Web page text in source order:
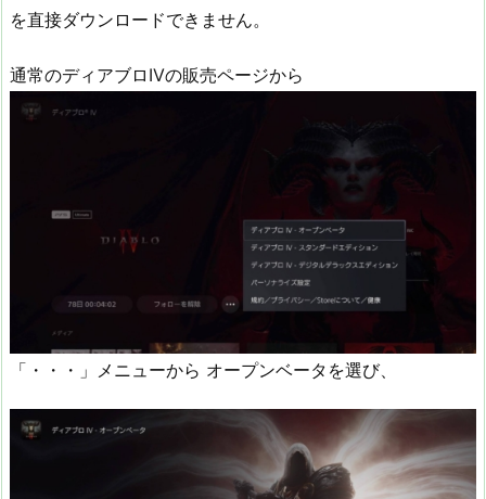
を直接ダウンロードできません。
通常のディアブロIVの販売ページから
「・・・」メニューから オープンベータを選び、